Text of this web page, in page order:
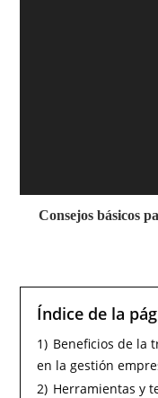
Consejos básicos
Índice de la
1) Beneficios de la
en la gestión
2) Herramientas y